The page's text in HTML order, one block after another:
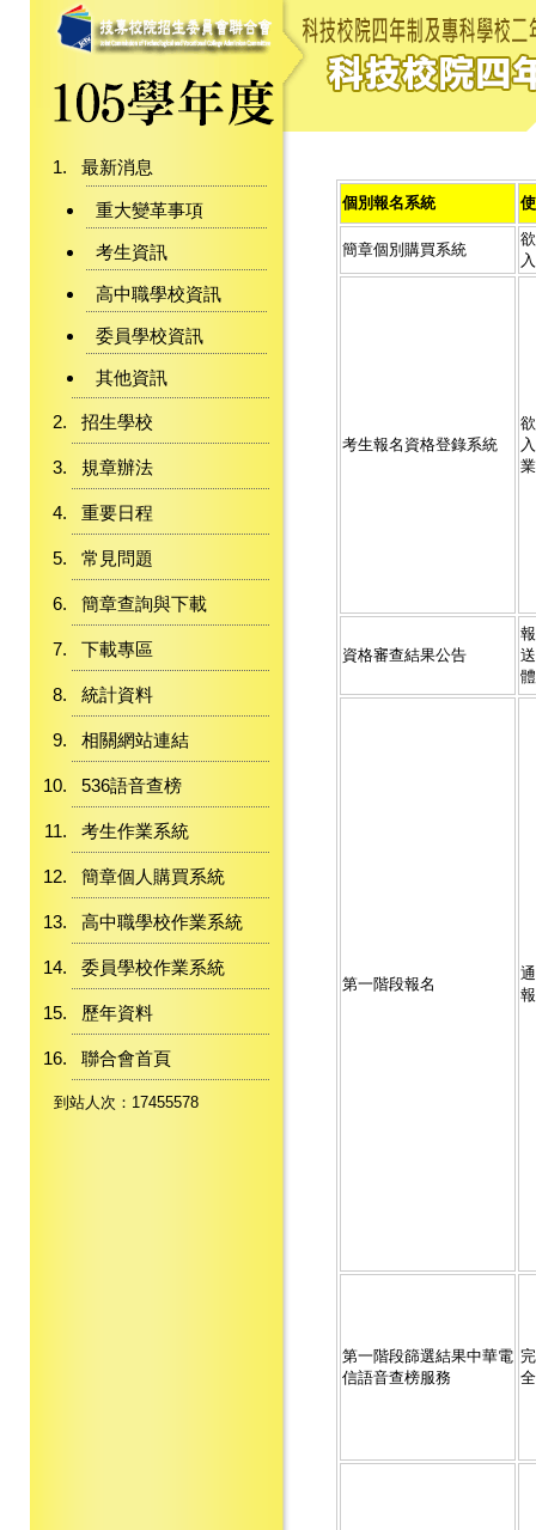
最新消息
重大變革事項
考生資訊
高中職學校資訊
委員學校資訊
其他資訊
招生學校
規章辦法
重要日程
常見問題
簡章查詢與下載
下載專區
統計資料
相關網站連結
536語音查榜
考生作業系統
簡章個人購買系統
高中職學校作業系統
委員學校作業系統
歷年資料
聯合會首頁
到站人次：17455578
個別報名系統
簡章個別購買系統
考生報名資格登錄系統
資格審查結果公告
第一階段報名
第一階段篩選結果中華電
信語音查榜服務